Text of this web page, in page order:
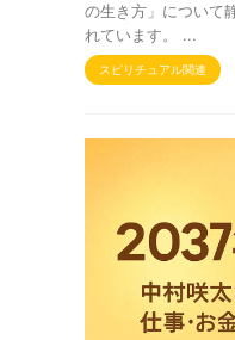
の生き方」について
れています。 ...
スピリチュアル関連